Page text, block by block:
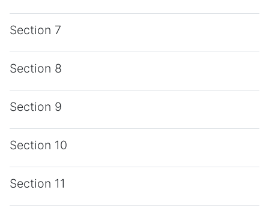
Section 7
Section 8
Section 9
Section 10
Section 11